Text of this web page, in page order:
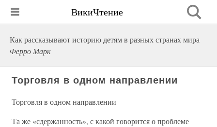
ВикиЧтение
Как рассказывают историю детям в разных странах мира
Ферро Марк
Торговля в одном направлении
Торговля в одном направлении
Та же «сдержанность», с какой говорится о проблеме